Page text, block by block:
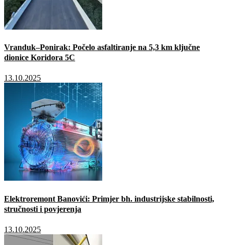
Vranduk–Ponirak: Počelo asfaltiranje na 5,3 km ključne
dionice Koridora 5C
13.10.2025
Elektroremont Banovići: Primjer bh. industrijske stabilnosti,
stručnosti i povjerenja
13.10.2025